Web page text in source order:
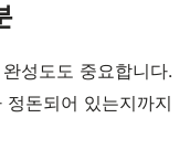
성도도 중요합니다.
돈되어 있는지까지